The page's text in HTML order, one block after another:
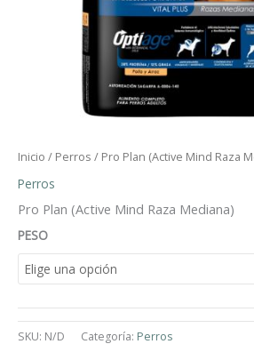
Inicio / Perros / Pro Plan (Active Mind Raza
Perros
Pro Plan (Active Mind Raza Mediana)
PESO
SKU: N/D Categoría: Perros